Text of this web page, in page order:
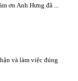
ơn Anh Hưng đã ...
và làm việc đúng